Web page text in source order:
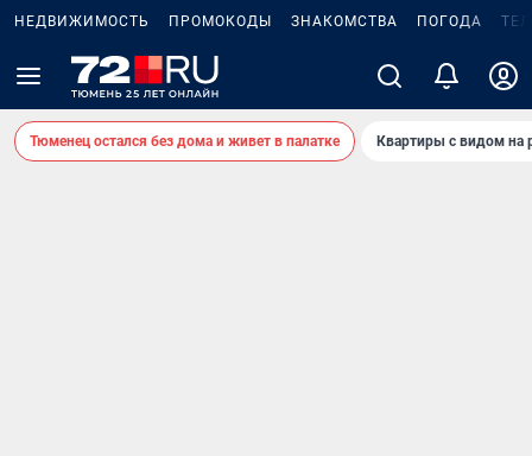
НЕДВИЖИМОСТЬ ПРОМОКОДЫ ЗНАКОМСТВА ПОГОДА
Тюменец остался без дома и живет в палатке Квартиры с видом на